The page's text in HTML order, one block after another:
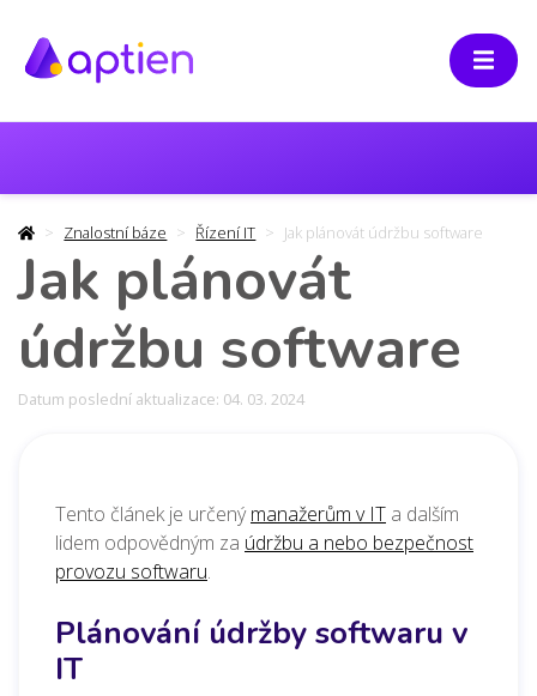
Znalostní báze Řízení IT Jak plánovát údržbu software
Jak plánovát
údržbu software
Datum poslední aktualizace: 04. 03. 2024
Tento článek je určenýmanažerům v IT a dalším
lidem odpovědným za údržbu a nebo bezpečnost
provozu softwaru.
Plánování údržby softwaru v
IT